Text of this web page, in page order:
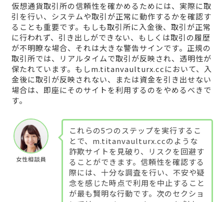
仮想通貨取引所の信頼性を確かめるためには、実際に取
引を行い、システムや取引が正常に動作するかを確認す
ることも重要です。もしも取引所に入金後、取引が正常
に行われず、引き出しができない、もしくは取引の履歴
が不明瞭な場合、それは大きな警告サインです。正規の
取引所では、リアルタイムで取引が反映され、透明性が
保たれています。もしm.titanvaulturx.ccにおいて、入
金後に取引が反映されない、または資金を引き出せない
場合は、即座にそのサイトを利用するのをやめるべきで
す。
女性相談員
これらの5つのステップを実行するこ
とで、m.titanvaulturx.ccのような
詐欺サイトを見破り、リスクを回避す
ることができます。信頼性を確認する
際には、十分な調査を行い、不安や疑
念を感じた時点で利用を中止すること
が最も賢明な行動です。次のセクショ